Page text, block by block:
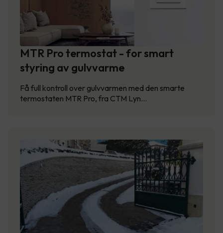
MTR Pro termostat - for smart
styring av gulvvarme
Få full kontroll over gulvvarmen med den smarte
termostaten MTR Pro, fra CTM Lyn…